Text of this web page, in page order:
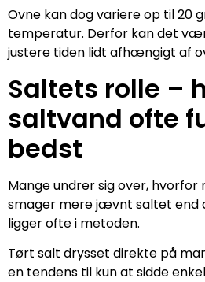
Ovne kan dog variere op til 20
temperatur. Derfor kan det
justere tiden lidt afhængigt af
Saltets rolle –
saltvand ofte
bedst
Mange undrer sig over,
smager mere jævnt saltet end
ligger ofte i metoden.
Tørt salt drysset direkte på
en tendens til kun at sidde